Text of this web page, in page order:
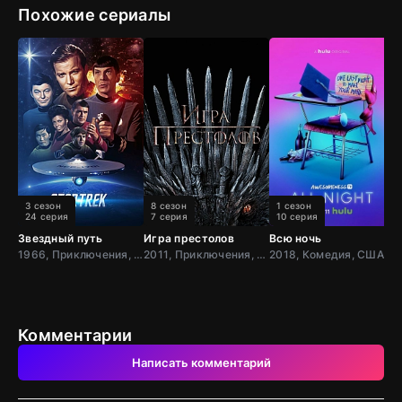
Похожие сериалы
Звездный путь
1966, Приключения, Фантастика, Боевик, США
3 сезон
24 серия
Игра престолов
2011, Приключения, Фэнтези, Блокбастер, Мистический, Боевик, Зарубежный, Мелодрама, Драма, США,
8 сезон
7 серия
Всю ночь
2018, Комедия, США
1 сезон
10 серия
Комментарии
Написать комментарий